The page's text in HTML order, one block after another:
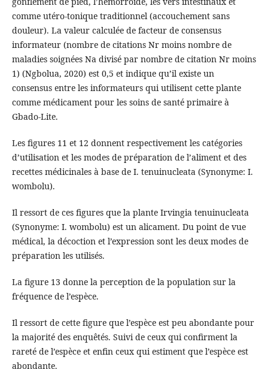
comme utéro-tonique traditionnel (accouchement sans
douleur). La valeur calculée de facteur de consensus
informateur (nombre de citations Nr moins nombre de
maladies soignées Na divisé par nombre de citation Nr moins
1) (Ngbolua, 2020) est 0,5 et indique qu’il existe un
consensus entre les informateurs qui utilisent cette plante
comme médicament pour les soins de santé primaire à
Gbado-Lite.
Les figures 11 et 12 donnent respectivement les catégories
d’utilisation et les modes de préparation de l’aliment et des
recettes médicinales à base de I. tenuinucleata (Synonyme: I.
wombolu).
Il ressort de ces figures que la plante Irvingia tenuinucleata
(Synonyme: I. wombolu) est un alicament. Du point de vue
médical, la décoction et l’expression sont les deux modes de
préparation les utilisés.
La figure 13 donne la perception de la population sur la
fréquence de l’espèce.
Il ressort de cette figure que l’espèce est peu abondante pour
la majorité des enquêtés. Suivi de ceux qui confirment la
rareté de l’espèce et enfin ceux qui estiment que l’espèce est
abondante.